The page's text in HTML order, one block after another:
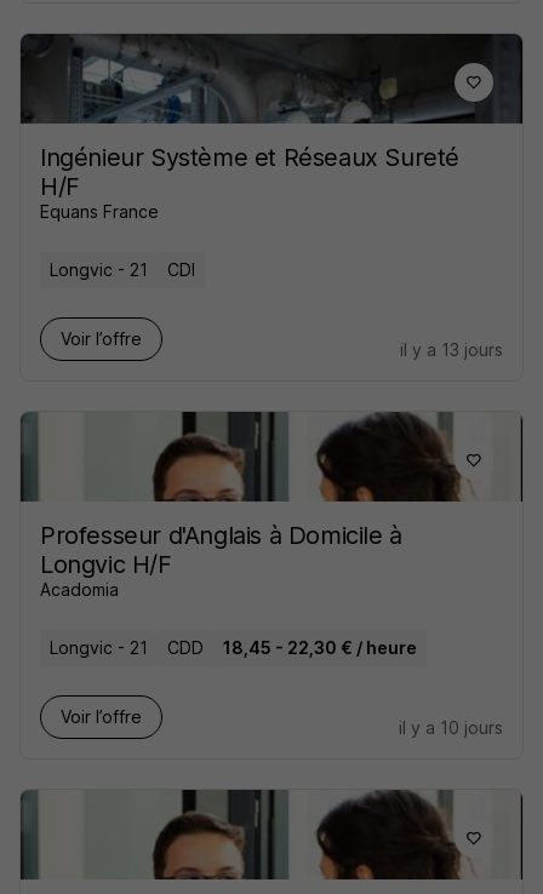
Ingénieur Système et Réseaux Sureté
H/F
Equans France
Longvic - 21 CDI
Voir l’offre
il y a 13 jours
Professeur d'Anglais à Domicile à
Longvic H/F
Acadomia
Longvic - 21 CDD 18,45 - 22,30 € / heure
Voir l’offre
il y a 10 jours